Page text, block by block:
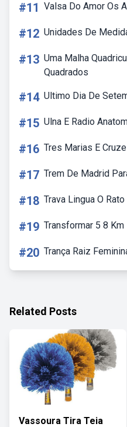
#11 Valsa Do Amor Os
#12 Unidades De
#13 Uma Malha
Quadrados
#14 Ultimo Dia De
#15 Ulna E Radio
#16 Tres Marias E
#17 Trem De Madrid
#18 Trava Lingua O
#19 Transformar 5 8 Km
#20 Trança Raiz
Related Posts
Vassoura Tira Teia